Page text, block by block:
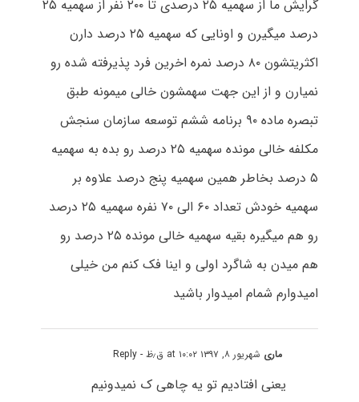
گرایش ما از سهمیه ۲۵ درصدی تا ۲۰۰ نفر از سهمیه ۲۵
درصد میگیرن و اونایی که سهمیه ۲۵ درصد دارن
اکثریتشون ۸۰ درصد نمره اخرین فرد پذیرفته شده رو
نمیارن و از این جهت سهمشون خالی میمونه طبق
تبصره ماده ۹۰ برنامه ششم توسعه سازمان سنجش
مکلفه خالی مونده سهمیه ۲۵ درصد رو بده به سهمیه
۵ درصد بخاطر همین سهمیه پنج درصد علاوه بر
سهمیه خودش تعداد ۶۰ الی ۷۰ نفره سهمیه ۲۵ درصد
رو هم میگیره بقیه سهمیه خالی مونده ۲۵ درصد رو
هم میدن به شاگرد اولی و اینا فک کنم من خیلی
امیدوارم شمام امیدوار باشید
ماری شهریور ۸, ۱۳۹۷ at ۱۰:۰۲ ق٫ظ - Reply
یعنی افتادیم تو یه چاهی ک نمیدونیم